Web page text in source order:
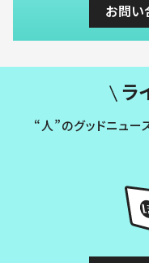
お問
ラ
“人”のグッドニュー